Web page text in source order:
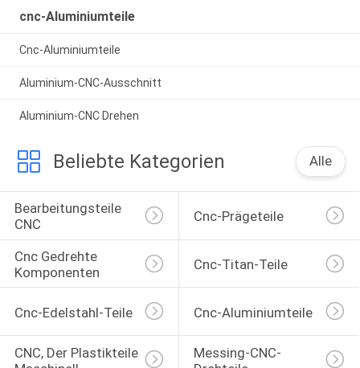
cnc-Aluminiumteile
Cnc-Aluminiumteile
Aluminium-CNC-Ausschnitt
Aluminium-CNC Drehen
Beliebte Kategorien Alle
Bearbeitungsteile
CNC
Cnc-Prägeteile
Cnc Gedrehte
Komponenten
Cnc-Titan-Teile
Cnc-Edelstahl-Teile Cnc-Aluminiumteile
CNC, Der Plastikteile
Messing-CNC-